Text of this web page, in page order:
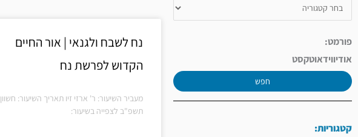
פורמט:
אודיווידאוטקסט
חפש
קטגוריות:
נח לשבח ולגנאי | אור החיים
הקדוש לפרשת נח
מעביר השיעור: ר' ארזי זיו תאריך השיעור: חשוון
תשפ"ב לצפייה בשיעור: